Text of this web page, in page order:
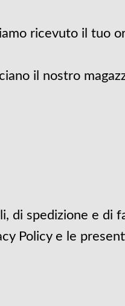
ricevuto il tuo
il nostro
di spedizione e di
Policy e le